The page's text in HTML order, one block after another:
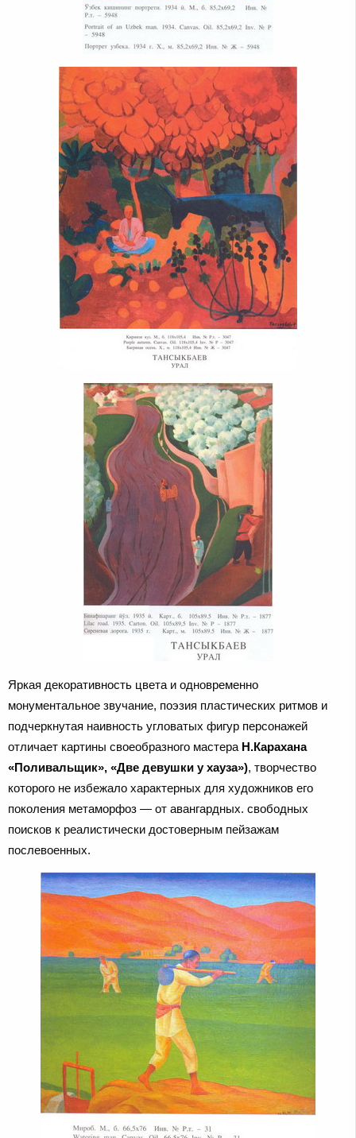
Яркая декоративность цвета и одновременно
монументальное звучание, поэзия пластических ритмов и
подчеркнутая наивность угловатых фигур персонажей
отличает картины своеобразного мастера Н.Карахана
«Поливальщик», «Две девушки у хауза»), творчество
которого не избежало характерных для художников его
поколения метаморфоз — от авангардных. свободных
поисков к реалистически достоверным пейзажам
послевоенных.